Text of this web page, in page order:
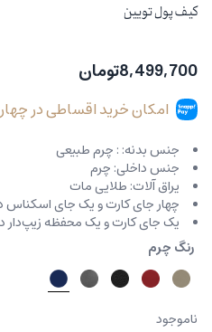
کیف پول تویین
8,499,700تومان
امکان خرید اقساطی در
جنس بدنه: : چرم طبیعی
جنس داخلی: چرم
یراق آلات: طلایی مات
چهار جای کارت و یک جای اسکناس
یک جای کارت و یک محفظه زیپ‌دار
رنگ چرم
ناموجود